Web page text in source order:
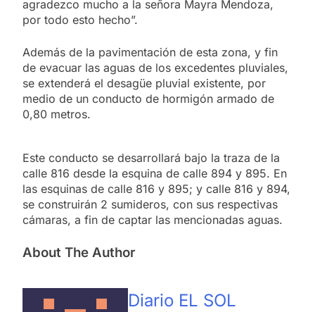
agradezco mucho a la señora Mayra Mendoza,
por todo esto hecho”.
Además de la pavimentación de esta zona, y fin
de evacuar las aguas de los excedentes pluviales,
se extenderá el desagüe pluvial existente, por
medio de un conducto de hormigón armado de
0,80 metros.
Este conducto se desarrollará bajo la traza de la
calle 816 desde la esquina de calle 894 y 895. En
las esquinas de calle 816 y 895; y calle 816 y 894,
se construirán 2 sumideros, con sus respectivas
cámaras, a fin de captar las mencionadas aguas.
About The Author
Diario EL SOL